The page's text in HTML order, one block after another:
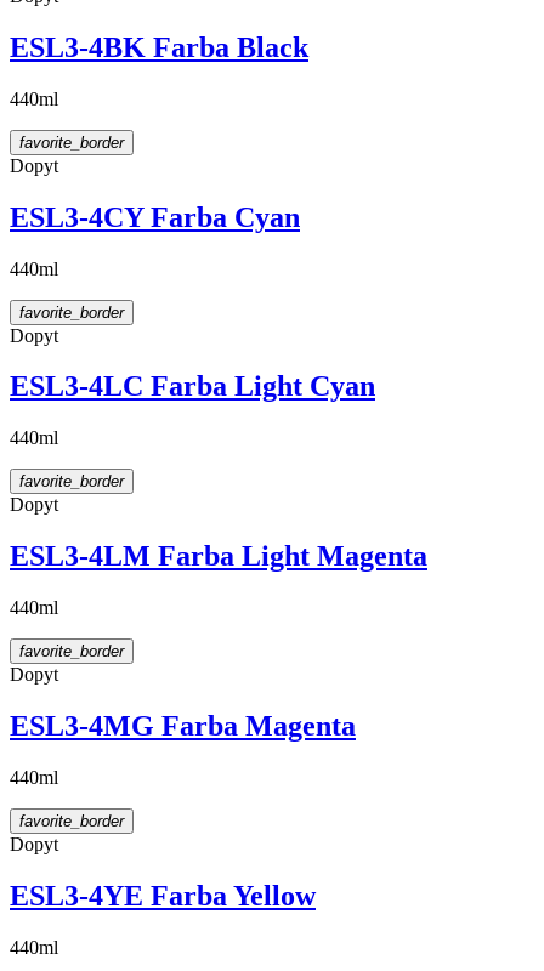
ESL3-4BK Farba Black
440ml
favorite_border
Dopyt
ESL3-4CY Farba Cyan
440ml
favorite_border
Dopyt
ESL3-4LC Farba Light Cyan
440ml
favorite_border
Dopyt
ESL3-4LM Farba Light Magenta
440ml
favorite_border
Dopyt
ESL3-4MG Farba Magenta
440ml
favorite_border
Dopyt
ESL3-4YE Farba Yellow
440ml